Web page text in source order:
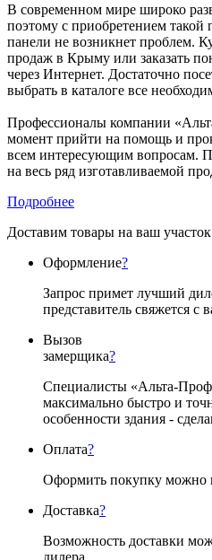
В современном мире широко
поэтому с приобретением
панели не возникнет проблем.
продаж в Крыму или заказать
через Интернет. Достаточно
выбрать в каталоге все
Профессионалы компании
момент прийти на помощь и
всем интересующим вопросам.
на весь ряд изготавливаемой
Подробнее
Доставим товары на ваш
Оформление?
Запрос примет лучший
представитель свяжется
Вызов
замерщика?
Специалисты «Альта-
максимально быстро и
особенности здания -
Оплата?
Оформить покупку можно
Доставка?
Возможность доставки
дилера.